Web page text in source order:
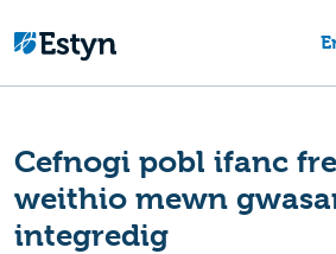
Cefnogi pobl ifanc
weithio mewn
integredig